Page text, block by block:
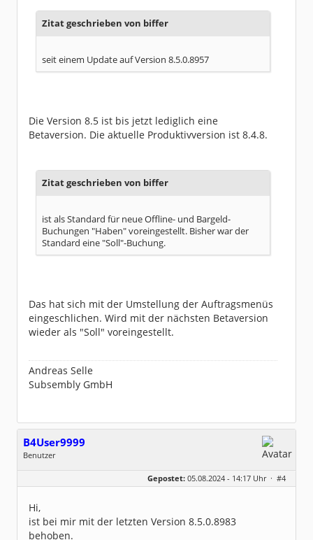
Zitat geschrieben von biffer
seit einem Update auf Version 8.5.0.8957
Die Version 8.5 ist bis jetzt lediglich eine
Betaversion. Die aktuelle Produktivversion ist 8.4.8.
Zitat geschrieben von biffer
ist als Standard für neue Offline- und Bargeld-
Buchungen "Haben" voreingestellt. Bisher war der
Standard eine "Soll"-Buchung.
Das hat sich mit der Umstellung der Auftragsmenüs
eingeschlichen. Wird mit der nächsten Betaversion
wieder als "Soll" voreingestellt.
Andreas Selle
Subsembly GmbH
B4User9999
Benutzer
Dabei seit:
03 / 2024
Gepostet: 05.08.2024 - 14:17 Uhr · #4
Hi,
ist bei mir mit der letzten Version 8.5.0.8983
behoben.